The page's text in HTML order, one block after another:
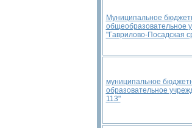
Муниципальное
общеобразовательное
"Гаврилово-Посадская
муниципальное
образовательное
113"